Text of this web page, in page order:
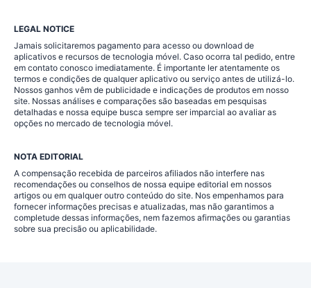
LEGAL NOTICE
Jamais solicitaremos pagamento para acesso ou download de
aplicativos e recursos de tecnologia móvel. Caso ocorra tal pedido, entre
em contato conosco imediatamente. É importante ler atentamente os
termos e condições de qualquer aplicativo ou serviço antes de utilizá-lo.
Nossos ganhos vêm de publicidade e indicações de produtos em nosso
site. Nossas análises e comparações são baseadas em pesquisas
detalhadas e nossa equipe busca sempre ser imparcial ao avaliar as
opções no mercado de tecnologia móvel.
NOTA EDITORIAL
A compensação recebida de parceiros afiliados não interfere nas
recomendações ou conselhos de nossa equipe editorial em nossos
artigos ou em qualquer outro conteúdo do site. Nos empenhamos para
fornecer informações precisas e atualizadas, mas não garantimos a
completude dessas informações, nem fazemos afirmações ou garantias
sobre sua precisão ou aplicabilidade.